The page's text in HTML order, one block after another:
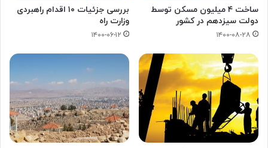
ساخت ۴ میلیون مسکن توسط
دولت سیزدهم در کشور
۱۴۰۰-۰۸-۲۸
بررسی جزئیات ۱۰ اقدام راهبردی
وزارت راه
۱۴۰۰-۰۶-۱۲